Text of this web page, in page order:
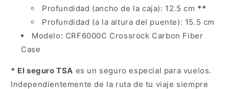
Profundidad (ancho de la caja): 12.5 cm **
Profundidad (a la altura del puente): 15.5 cm
Modelo: CRF6000C Crossrock Carbon Fiber
Case
* El seguro TSA es un seguro especial para vuelos.
Independientemente de la ruta de tu viaje siempre